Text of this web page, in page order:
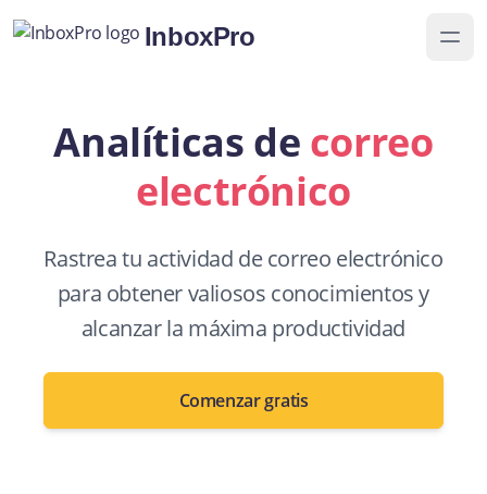
InboxPro
Analíticas de correo
electrónico
Rastrea tu actividad de correo electrónico
para obtener valiosos conocimientos y
alcanzar la máxima productividad
Comenzar gratis